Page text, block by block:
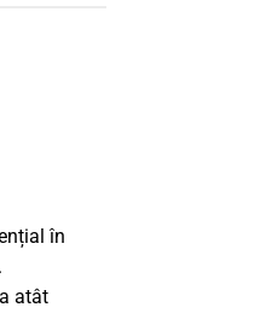
în
atât